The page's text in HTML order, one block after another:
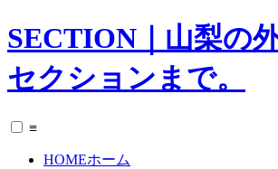
SECTION｜山梨の
セクションまで。
≡
HOMEホーム